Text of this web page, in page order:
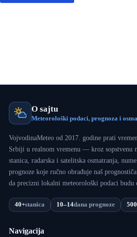
O sajtu
Meteorološki podaci, prognoza i
VojvodinaMeteo od 2017. godine prati
Srbiji u realnom vremenu — kroz sopstvenu
stanica, radarska i satelitska osmatranja,
prognoze koje ručno obrađuje naš
da precizni lokalni meteorološki podaci budu
40+stanica 10–14dana prognoze
Navigacija